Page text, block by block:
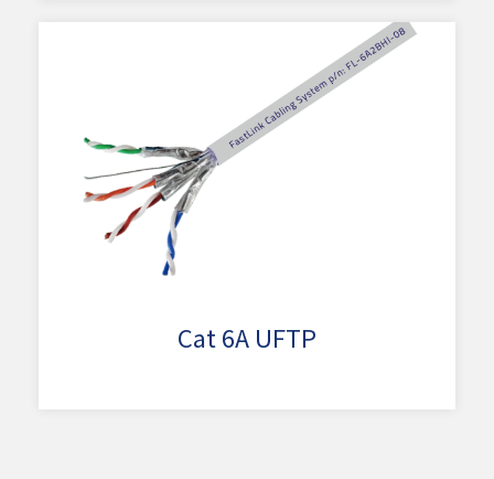
Cat 6A UFTP